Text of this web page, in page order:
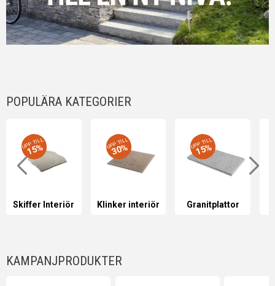
POPULÄRA KATEGORIER
UPP TILL
15%
Skiffer Interiör
UPP TILL
30%
Klinker interiör
UPP TILL
15%
Granitplattor
KAMPANJPRODUKTER